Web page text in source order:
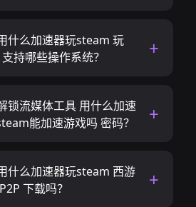
什么加速器玩steam 玩
持哪些操作系统？
锁流媒体工具 用什么加速
能加速游戏吗 密码？
什么加速器玩steam 西游
下载吗？